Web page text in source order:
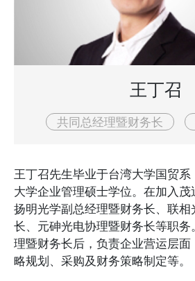
王丁召
共同总经理暨财务长
王丁召先生毕业于台湾大学国贸
大学企业管理硕士学位。在加入
扬明光学副总经理暨财务长、联
长、元砷光电协理暨财务长等职
理暨财务长后，负责企业营运层
略规划、采购及财务策略制定等。